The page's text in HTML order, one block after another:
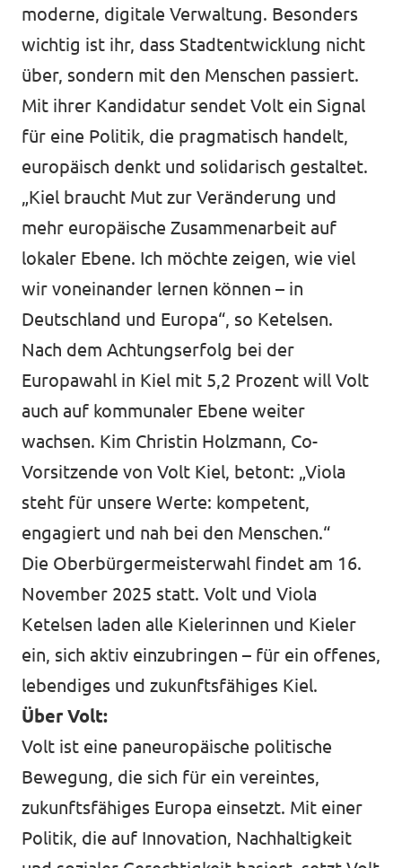
moderne, digitale Verwaltung. Besonders
wichtig ist ihr, dass Stadtentwicklung nicht
über, sondern mit den Menschen passiert.
Mit ihrer Kandidatur sendet Volt ein Signal
für eine Politik, die pragmatisch handelt,
europäisch denkt und solidarisch gestaltet.
„Kiel braucht Mut zur Veränderung und
mehr europäische Zusammenarbeit auf
lokaler Ebene. Ich möchte zeigen, wie viel
wir voneinander lernen können – in
Deutschland und Europa“, so Ketelsen.
Nach dem Achtungserfolg bei der
Europawahl in Kiel mit 5,2 Prozent will Volt
auch auf kommunaler Ebene weiter
wachsen. Kim Christin Holzmann, Co-
Vorsitzende von Volt Kiel, betont: „Viola
steht für unsere Werte: kompetent,
engagiert und nah bei den Menschen.“
Die Oberbürgermeisterwahl findet am 16.
November 2025 statt. Volt und Viola
Ketelsen laden alle Kielerinnen und Kieler
ein, sich aktiv einzubringen – für ein offenes,
lebendiges und zukunftsfähiges Kiel.
Über Volt:
Volt ist eine paneuropäische politische
Bewegung, die sich für ein vereintes,
zukunftsfähiges Europa einsetzt. Mit einer
Politik, die auf Innovation, Nachhaltigkeit